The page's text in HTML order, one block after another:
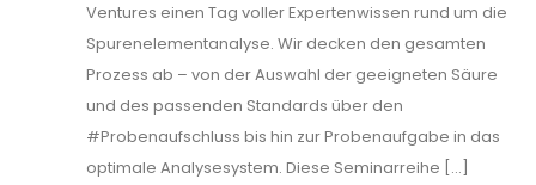
Ventures einen Tag voller Expertenwissen rund um die
Spurenelementanalyse. Wir decken den gesamten
Prozess ab – von der Auswahl der geeigneten Säure
und des passenden Standards über den
#Probenaufschluss bis hin zur Probenaufgabe in das
optimale Analysesystem. Diese Seminarreihe […]